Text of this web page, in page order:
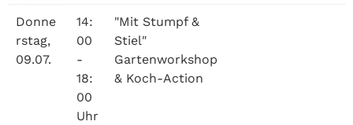
Donne
rstag,
09.07.
14:
00
-
18:
00
Uhr
"Mit Stumpf &
Stiel"
Gartenworkshop
& Koch-Action